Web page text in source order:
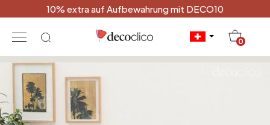
10% extra auf Aufbewahrung mit DECO10
0